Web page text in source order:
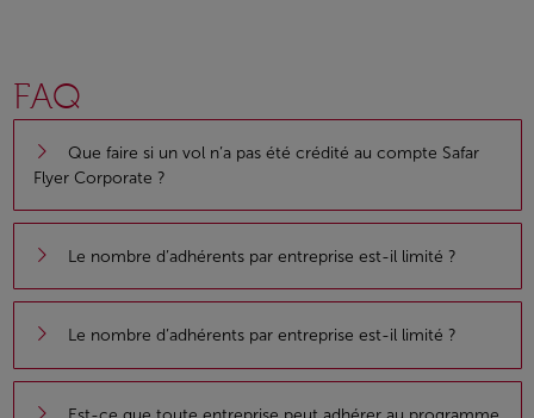
FAQ
Que faire si un vol n’a pas été crédité au compte Safar
Flyer Corporate ?
Le nombre d’adhérents par entreprise est-il limité ?
Le nombre d’adhérents par entreprise est-il limité ?